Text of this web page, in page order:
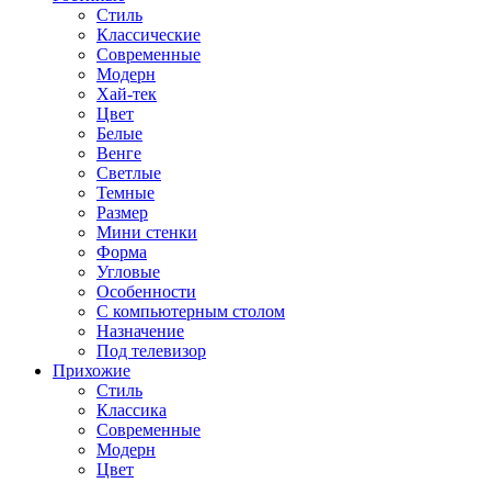
Стиль
Классические
Современные
Модерн
Хай-тек
Цвет
Белые
Венге
Светлые
Темные
Размер
Мини стенки
Форма
Угловые
Особенности
С компьютерным столом
Назначение
Под телевизор
Прихожие
Стиль
Классика
Современные
Модерн
Цвет